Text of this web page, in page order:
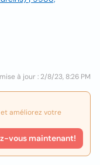
à jour : 2/8/23, 8:26 PM
améliorez votre
vous maintenant!